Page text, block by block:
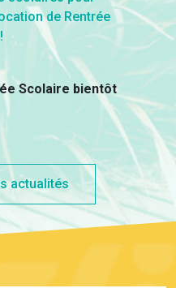
Scolaire bientôt
actualités